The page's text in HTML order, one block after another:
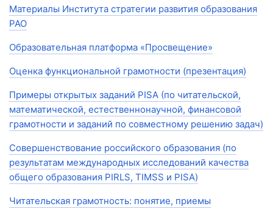
Материалы Института стратегии развития образования
РАО
Образовательная платформа «Просвещение»
Оценка функциональной грамотности (презентация)
Примеры открытых заданий PISA (по читательской,
математической, естественнонаучной, финансовой
грамотности и заданий по совместному решению задач)
Совершенствование российского образования (по
результатам международных исследований качества
общего образования PIRLS, TIMSS и PISA)
Читательская грамотность: понятие, приемы